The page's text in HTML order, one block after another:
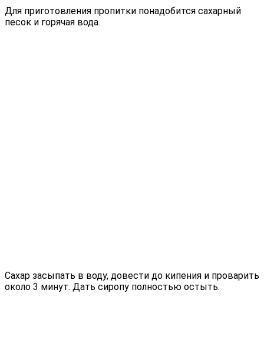
Для приготовления пропитки понадобится сахарный
песок и горячая вода.
Сахар засыпать в воду, довести до кипения и проварить
около 3 минут. Дать сиропу полностью остыть.